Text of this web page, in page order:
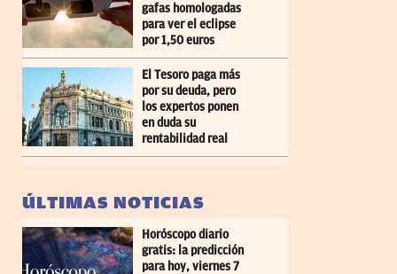
gafas homologadas
para ver el eclipse
por 1,50 euros
El Tesoro paga más
por su deuda, pero
los expertos ponen
en duda su
rentabilidad real
ÚLTIMAS NOTICIAS
Horóscopo diario
gratis: la predicción
para hoy, viernes 7